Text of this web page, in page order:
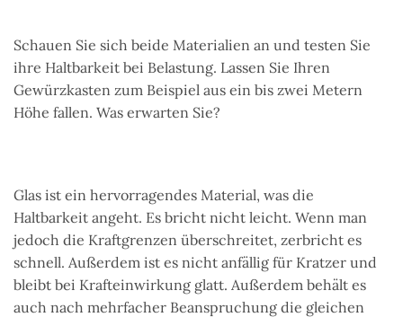
Schauen Sie sich beide Materialien an und testen Sie
ihre Haltbarkeit bei Belastung. Lassen Sie Ihren
Gewürzkasten zum Beispiel aus ein bis zwei Metern
Höhe fallen. Was erwarten Sie?
Glas ist ein hervorragendes Material, was die
Haltbarkeit angeht. Es bricht nicht leicht. Wenn man
jedoch die Kraftgrenzen überschreitet, zerbricht es
schnell. Außerdem ist es nicht anfällig für Kratzer und
bleibt bei Krafteinwirkung glatt. Außerdem behält es
auch nach mehrfacher Beanspruchung die gleichen